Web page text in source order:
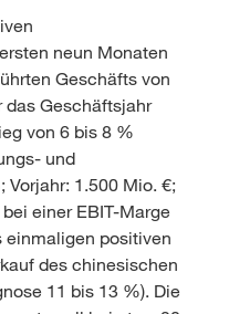
neun Monaten
Geschäfts von
das Geschäftsjahr
von 6 bis 8 %
und
1.500 Mio. €;
einer EBIT-Marge
einmaligen positiven
des chinesischen
11 bis 13 %). Die